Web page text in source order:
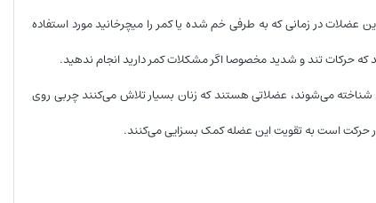
در زمانی که به طرفی خم شده یا کمر را میچرخانید مورد استفاده
که حرکات تند و شدید مخصوصا اگر مشکلات کمر دارید انجام ندهید.
می‌شوند، عضلاتی هستند که زنان بسیار تلاش می‌کنند چربی روی
در حرکت است به تقویت این عضله کمک بسزایی می‌کنند.